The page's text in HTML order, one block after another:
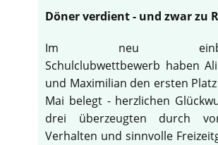
Döner verdient - und zwar zu
Im neu
Schulclubwettbewerb haben
und Maximilian den ersten
Mai belegt - herzlichen
drei überzeugten durch
Verhalten und sinnvolle